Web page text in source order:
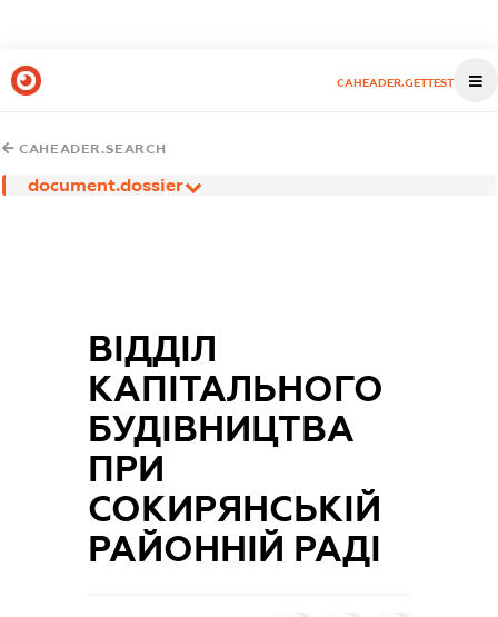
CAHEADER.GETTEST
CAHEADER.SEARCH
document.dossier
ВІДДІЛ
КАПІТАЛЬНОГО
БУДІВНИЦТВА
ПРИ
СОКИРЯНСЬКІЙ
РАЙОННІЙ РАДІ